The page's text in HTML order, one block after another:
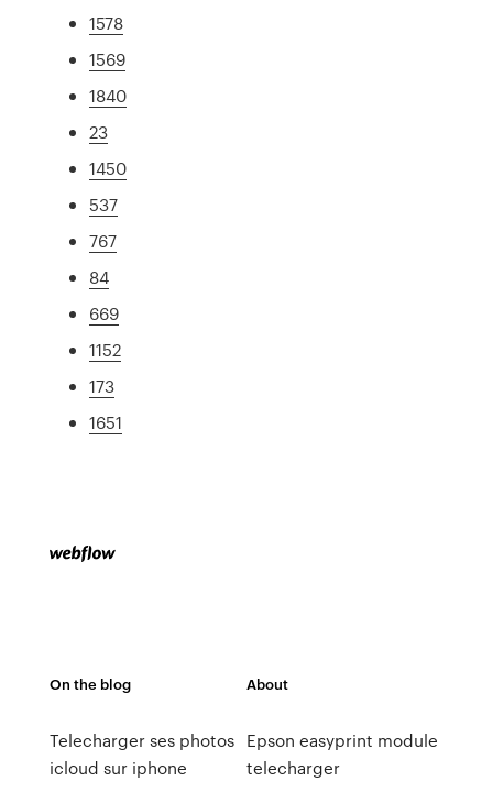
1578
1569
1840
23
1450
537
767
84
669
1152
173
1651
On the blog
Telecharger ses photos
icloud sur iphone
About
Epson easyprint module
telecharger